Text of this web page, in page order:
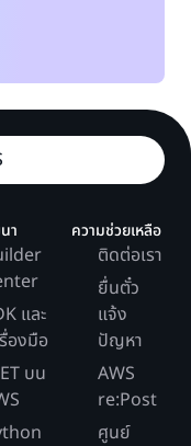
า
และ
องมือ
บน
ความช่วยเหลือ
ติดต่อเรา
ยื่นตั๋ว
แจ้ง
ปัญหา
AWS
re:Post
ศูนย์